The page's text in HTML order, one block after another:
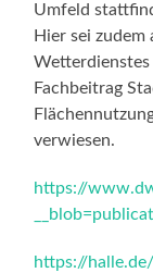
Umfeld
Hier sei
Fachbeitrag
verwiesen.
https://
https://